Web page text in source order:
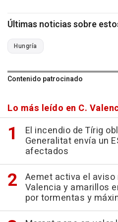
Últimas noticias sobre
Hungría
Contenido patrocinado
Lo más leído en C.
El incendio de Tírig
Generalitat envía un
afectados
Aemet activa el
Valencia y amarillos
por tormentas y